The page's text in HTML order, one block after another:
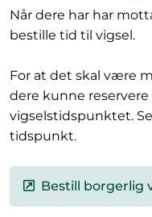
Når dere har har
bestille tid til vigsel.
For at det skal være
dere kunne
vigselstidspunktet.
tidspunkt.
Bestill borgerlig